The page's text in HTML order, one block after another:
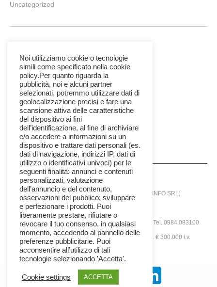
Uncategorized
Accedi
Feed dei contenuti
Feed dei commenti
WordPress.org
© 2025 - SIRIANNI INFORMATICA SRL (SIRINFO SRL)
Società con unico socio
via A.Tenuta N°12 -Zona Ind. - 87036 Rende (CS) - Tel. 0984 083100
P.IVA 02409470784 | Rea N° 163224 | Cap. Soc. € 300.000 i.v.
sirinfo_menu
Noi utilizziamo cookie o tecnologie
simili come specificato nella cookie
policy.Per quanto riguarda la
pubblicità, noi e alcuni partner
selezionati, potremmo utilizzare dati di
geolocalizzazione precisi e fare una
scansione attiva delle caratteristiche
del dispositivo ai fini
dell’identificazione, al fine di archiviare
e/o accedere a informazioni su un
dispositivo e trattare dati personali (es.
dati di navigazione, indirizzi IP, dati di
utilizzo o identificativi univoci) per le
seguenti finalità: annunci e contenuti
personalizzati, valutazione
dell’annuncio e del contenuto,
osservazioni del pubblico; sviluppare
e perfezionare i prodotti. Puoi
liberamente prestare, rifiutare o
revocare il tuo consenso, in qualsiasi
momento, accedendo al pannello delle
preferenze pubblicitarie. Puoi
acconsentire all’utilizzo di tali
tecnologie selezionando 'Accetta'.
Cookie settings ACCETTA
Seguici Su: